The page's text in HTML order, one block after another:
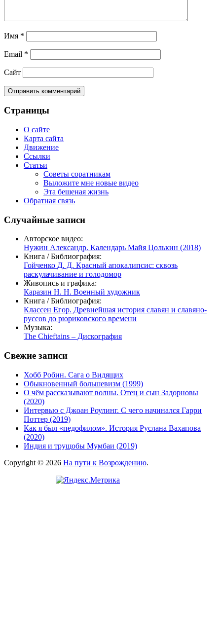
Имя *
Email *
Сайт
Страницы
О сайте
Карта сайта
Движение
Ссылки
Статьи
Советы соратникам
Выложите мне новые видео
Эта бешеная жизнь
Обратная связь
Случайные записи
Авторское видео:
Нужин Александр. Календарь Майя Цолькин (2018)
Книга / Библиография:
Гойченко Д. Д. Красный апокалипсис: сквозь
раскулачивание и голодомор
Живопись и графика:
Каразин Н. Н. Военный художник
Книга / Библиография:
Классен Егор. Древнейшая история славян и славяно-
руссов до рюриковского времени
Музыка:
The Chieftains – Дискография
Свежие записи
Хобб Робин. Сага о Видящих
Обыкновенный большевизм (1999)
О чём рассказывают волны. Отец и сын Задорновы
(2020)
Интервью с Джоан Роулинг. С чего начинался Гарри
Поттер (2019)
Как я был «педофилом». История Руслана Вахапова
(2020)
Индия и трущобы Мумбаи (2019)
Copyright © 2026 На пути к Возрождению.